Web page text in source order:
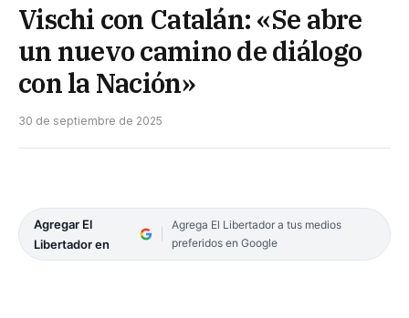
Vischi con Catalán: «Se abre
un nuevo camino de diálogo
con la Nación»
30 de septiembre de 2025
Agregar El
Libertador en
Agrega El Libertador a tus medios
preferidos en Google